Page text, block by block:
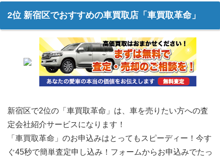
2位 新宿区でおすすめの車買取店「車買取革命」
新宿区で2位の「車買取革命」は、車を売りたい方への査
定会社紹介サービスになります！
「車買取革命」のお申込みはとってもスピーディー！今す
ぐ45秒で簡単査定申し込み！フォームからお申込みでたっ